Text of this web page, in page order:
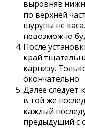
выровняв
по верхней
шурупы не
невозможно
После
край
карнизу.
окончательно.
Далее следует
в той же
каждый
предыдущий с